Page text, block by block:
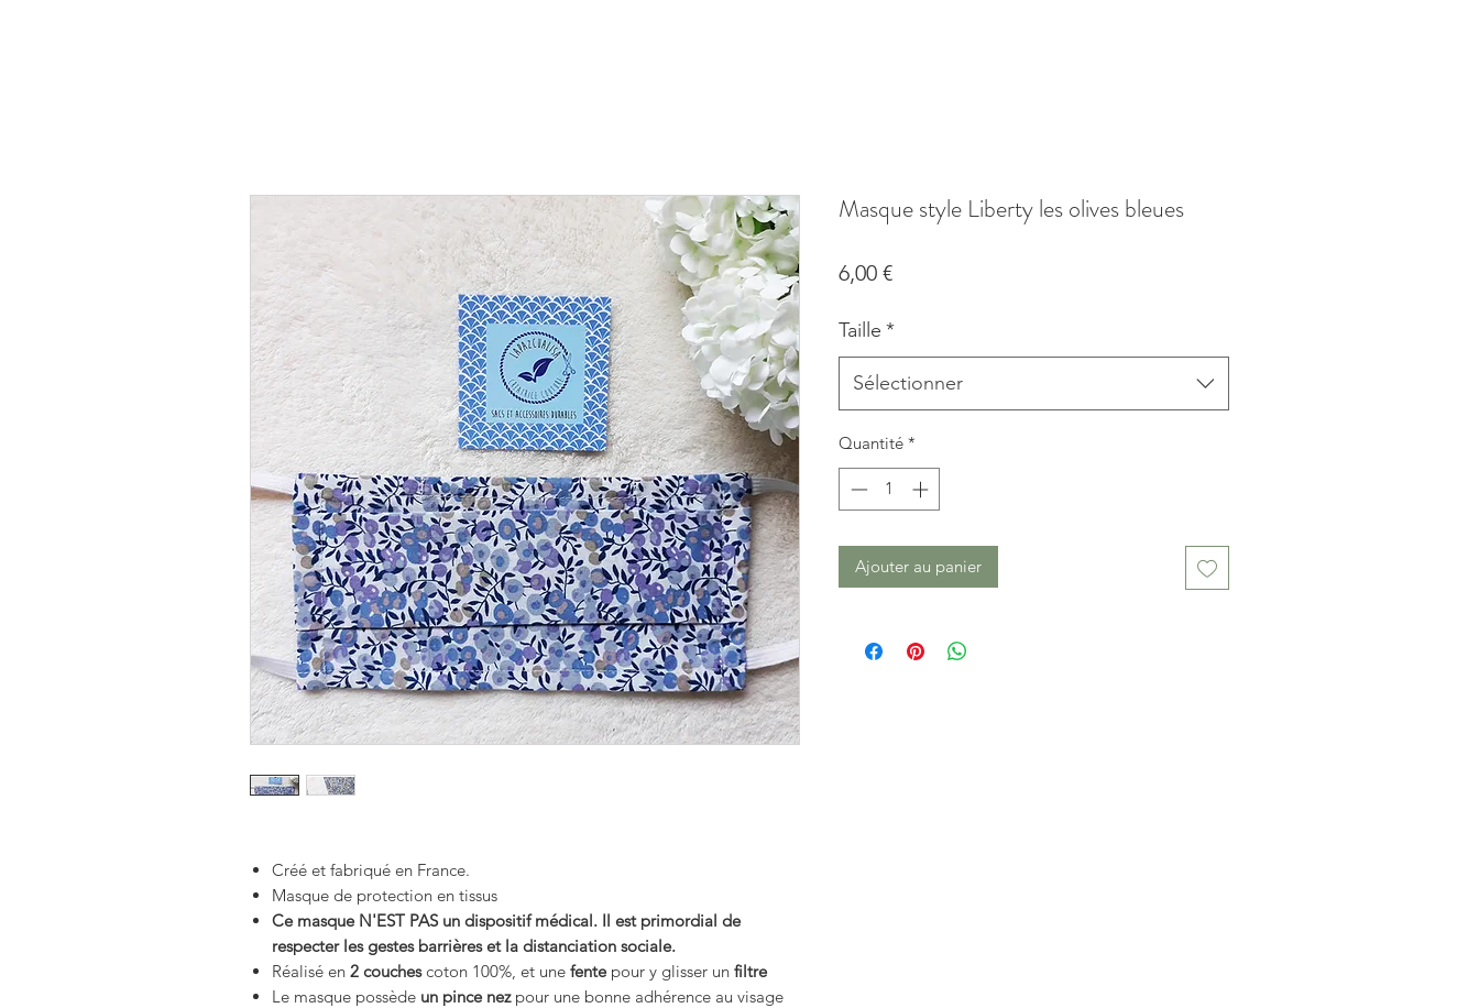
Créé et fabriqué en France.
Masque de protection en tissus
Ce masque N'EST PAS un dispositif médical. Il est primordial de
respecter les gestes barrières et la distanciation sociale.
Réalisé en 2 couchescoton 100%, et une fentepour y glisser un filtre
Le masque possède un pince nezpour une bonne adhérence au visage
Masque style Liberty les olives bleues
6,00 €Prix
Taille *
Sélectionner
Quantité *
Ajouter au panier